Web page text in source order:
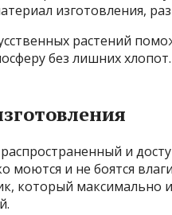
изготовления,
растений
без лишних хлопот.
и
моются и не боятся
который максимально